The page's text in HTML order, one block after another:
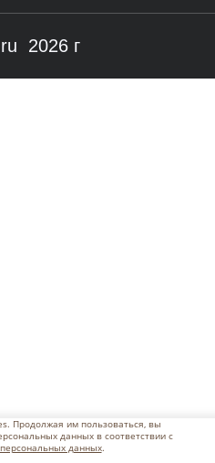
2026 г
Продолжая им пользоваться, вы
данных в соответствии с
данных.